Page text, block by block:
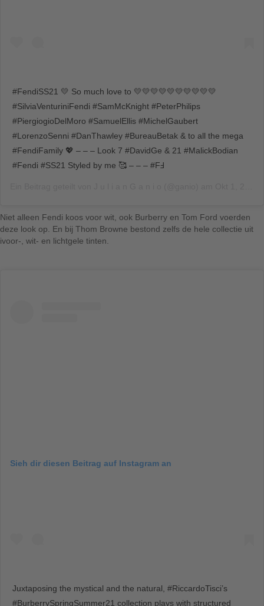
#FendiSS21 💛 So much love to 💛💛💛💛💛💛💛💛💛💛
#SilviaVenturiniFendi #SamMcKnight #PeterPhilips
#PiergiogioDelMoro #SamuelEllis #MichelGaubert
#LorenzoSenni #DanThawley #BureauBetak & to all the mega
#FendiFamily 💖 – – – Look 7 #DavidGe & 21 #MalickBodian
#Fendi #SS21 Styled by me 🥰 – – – #FℲ
Niet alleen Fendi koos voor wit, ook Burberry en Tom Ford voerden
deze look op. En bij Thom Browne bestond zelfs de hele collectie uit
ivoor-, wit- en lichtgele tinten.
Sieh dir diesen Beitrag auf Instagram an
Juxtaposing the mystical and the natural, #RiccardoTisci’s
#BurberrySpringSummer21 collection plays with structured